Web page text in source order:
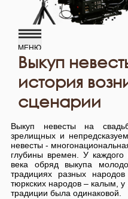
Выкуп
история
сценарии
Выкуп невесты на
зрелищных и
невесты -
глубины времен. У
века обряд выкупа
традициях разных
тюркских народов – калым, у
традиции была одинаковой.